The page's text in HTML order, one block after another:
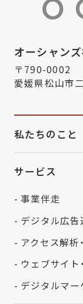
オーシャン
〒790-0002
愛媛県松山市
私たちのこと
サービス
- 事業伴走
- デジタル広告
- アクセス解析
- ウェブサイト
- デジタルマー